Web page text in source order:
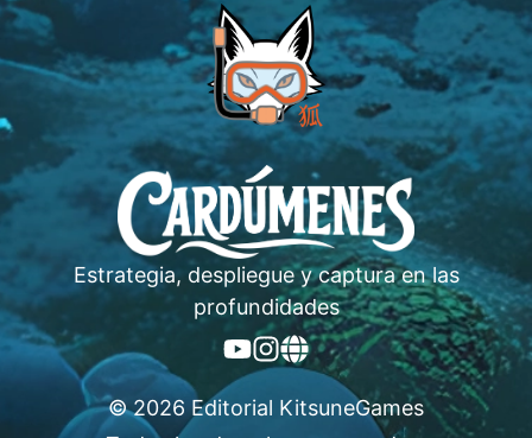
Estrategia, despliegue y captura en las
profundidades
©2026 Editorial KitsuneGames